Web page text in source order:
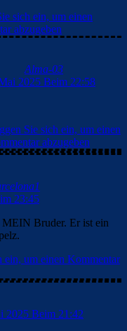
sich ein, um einen
abzugeben
Alma-03
2025 Beim 22:58
Sie sich ein, um einen
abzugeben
23:45
MEIN Bruder. Er ist ein
ein, um einen Kommentar
2025 Beim 21:42